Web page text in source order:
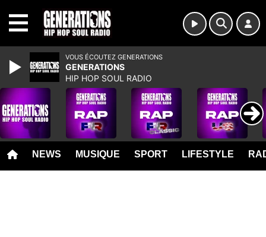
NEWS MUSIQUE SPORT LIFESTYLE
VOUS ÉCOUTEZ GENERATIONS
GENERATIONS
HIP HOP SOUL RADIO